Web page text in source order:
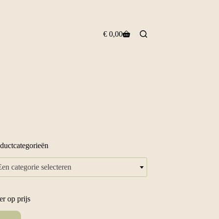
Winkelwagen
€ 0,00
categorie selecteren
op prijs